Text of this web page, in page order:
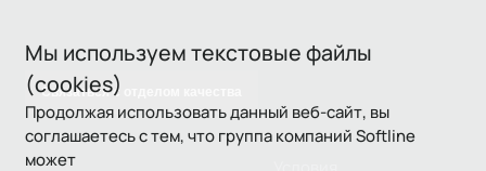
Мы используем текстовые файлы
(cookies)
Продолжая использовать данный веб-сайт, вы
соглашаетесь с тем, что группа компаний Softline
может
Связаться с отделом качества